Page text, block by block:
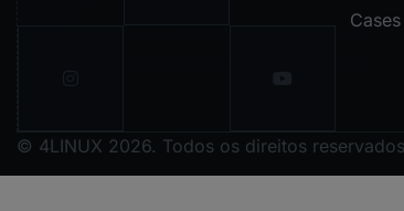
Cases
© 4LINUX 2026. Todos os direitos reservados